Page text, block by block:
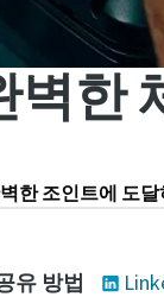
벽한
한 조인트에 도달
유 방법